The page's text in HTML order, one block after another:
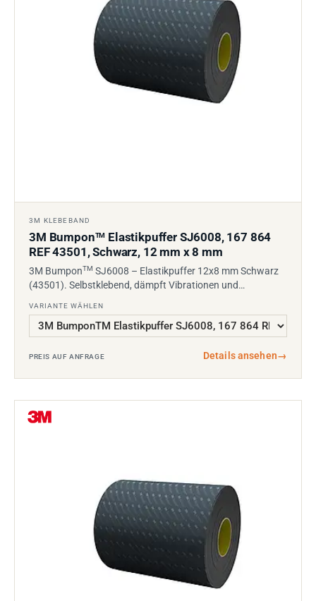
3M KLEBEBAND
3M BumponTM Elastikpuffer SJ6008, 167 864
REF 43501, Schwarz, 12 mm x 8 mm
3M BumponTM SJ6008 – Elastikpuffer 12x8 mm Schwarz
(43501). Selbstklebend, dämpft Vibrationen und…
VARIANTE WÄHLEN
PREIS AUF ANFRAGE Details ansehen→